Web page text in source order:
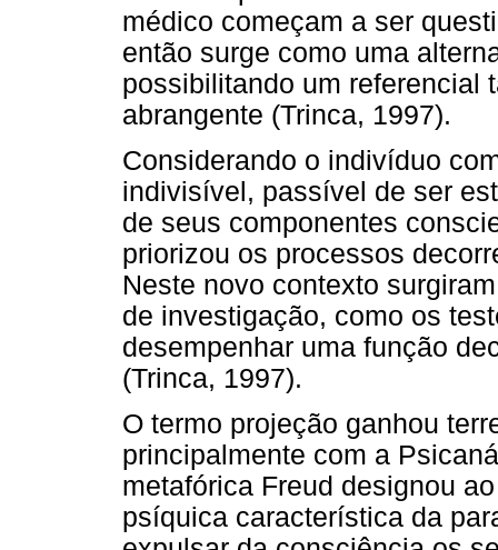
médico começam a ser
então surge como uma
possibilitando um referencial
abrangente (Trinca, 1997).
Considerando o indivíduo
indivisível, passível de ser
de seus componentes
priorizou os processos
Neste novo contexto
de investigação, como os
desempenhar uma função
(Trinca, 1997).
O termo projeção ganhou
principalmente com a
metafórica Freud designou
psíquica característica da